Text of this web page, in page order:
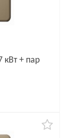
кВт + пар